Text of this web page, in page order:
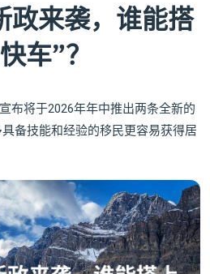
政来袭，谁能搭
车”？
布将于2026年年中推出两条全新的
备技能和经验的移民更容易获得居